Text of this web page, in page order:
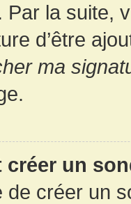
Par la suite,
d’être
ma
créer un
de créer un